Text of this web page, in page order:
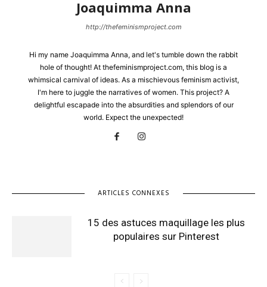
Joaquimma Anna
http://thefeminismproject.com
Hi my name Joaquimma Anna, and let's tumble down the rabbit
hole of thought! At thefeminismproject.com, this blog is a
whimsical carnival of ideas. As a mischievous feminism activist,
I'm here to juggle the narratives of women. This project? A
delightful escapade into the absurdities and splendors of our
world. Expect the unexpected!
ARTICLES CONNEXES
15 des astuces maquillage les plus
populaires sur Pinterest